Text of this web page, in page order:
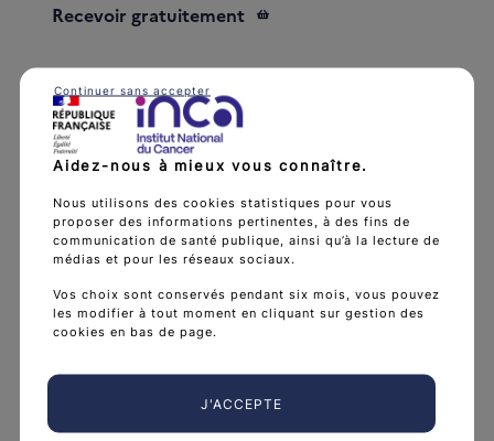
Recevoir gratuitement
Aidez-nous à mieux vous connaître.
Nous utilisons des cookies statistiques pour vous
proposer des informations pertinentes, à des fins de
communication de santé publique, ainsi qu’à la lecture de
médias et pour les réseaux sociaux.
Vos choix sont conservés pendant six mois, vous pouvez
les modifier à tout moment en cliquant sur gestion des
cookies en bas de page.
J'ACCEPTE
Continuer sans accepter